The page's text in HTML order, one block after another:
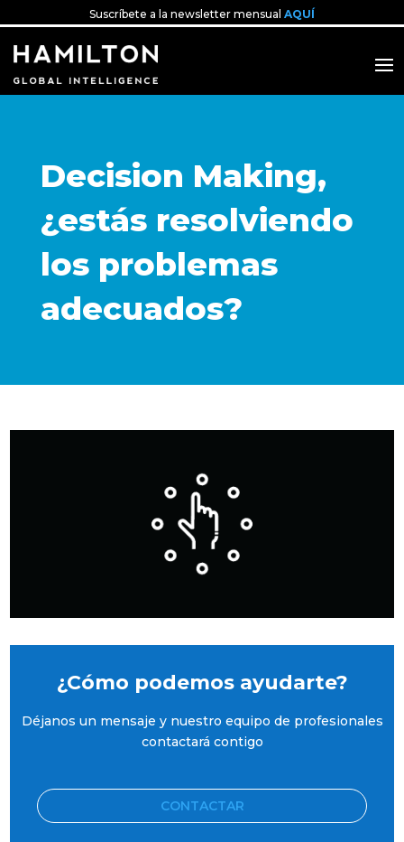
Suscríbete a la newsletter mensual AQUÍ
Decision Making,
¿estás resolviendo
los problemas
adecuados?
¿Cómo podemos ayudarte?
Déjanos un mensaje y nuestro equipo de profesionales
contactará contigo
CONTACTAR